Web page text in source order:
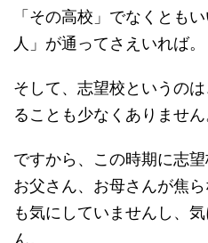
「その高校」でなくとも
人」が通ってさえいれば。
そして、志望校というの
ることも少なくありません
ですから、この時期に志
お父さん、お母さんが焦
も気にしていませんし、
ん。